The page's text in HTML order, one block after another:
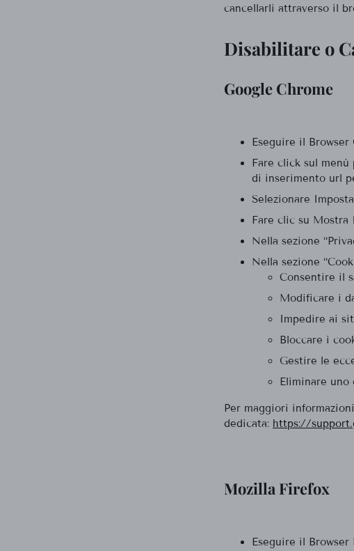
cancellarli attraverso il
Disabilitare o
Google Chrome
Eseguire il Browser
Fare click sul
di inserimento url
Selezionare
Fare clic su Mostra
Nella sezione
Nella sezione
Consentire il
Modificare i
Impedire ai
Bloccare i
Gestire le
Eliminare
Per maggiori
dedicata: https://
Mozilla Firefox
Eseguire il